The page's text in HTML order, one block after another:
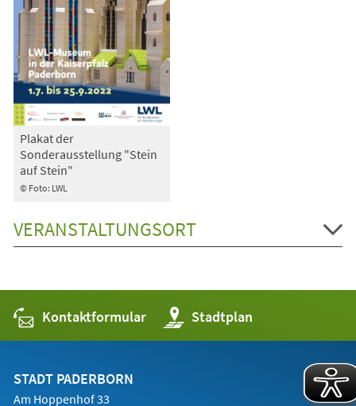
© Foto: LWL
Plakat der
Sonderausstellung "Stein
auf Stein"
VERANSTALTUNGSORT
Kontaktformular Stadtplan
(Öffnet
in
einem
STADT PADERBORN
Am Hoppenhof 33